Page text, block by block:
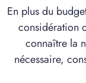
En plus du
considération
connaître la
nécessaire,